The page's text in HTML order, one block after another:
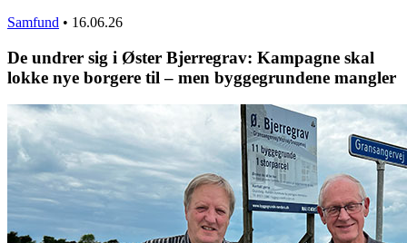
Samfund • 16.06.26
De undrer sig i Øster Bjerregrav: Kampagne skal
lokke nye borgere til – men byggegrundene mangler